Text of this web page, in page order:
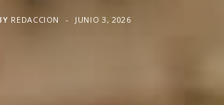
REDACCION JUNIO 3, 2026